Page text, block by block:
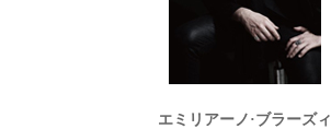
エミリアーノ·ブラーズィ